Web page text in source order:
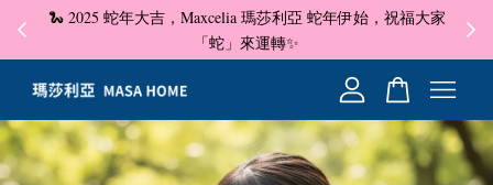
🐍 2025 蛇年大吉，Maxcelia 瑪莎利亞 蛇年伊始，祝福大家
「蛇」來運轉✨
✦
您的購物車目前還是空的。
繼續購物